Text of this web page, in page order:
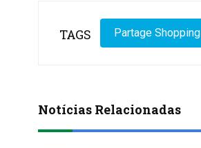
TAGS Partage Shopping
Notícias Relacionadas